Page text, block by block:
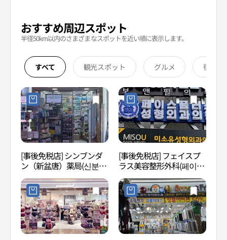
おすすめ周辺スポット
半径50km以内のさまざまなスポットを近い順に表示します。
すべて 観光スポット グルメ 宿泊
[事後免税店] シンブンダ
ン（新盆唐）薬局(신분당
약국)
[事後免税店] フェイスプ
ラス美容整形外科(페이스
플러스성형외과의원)